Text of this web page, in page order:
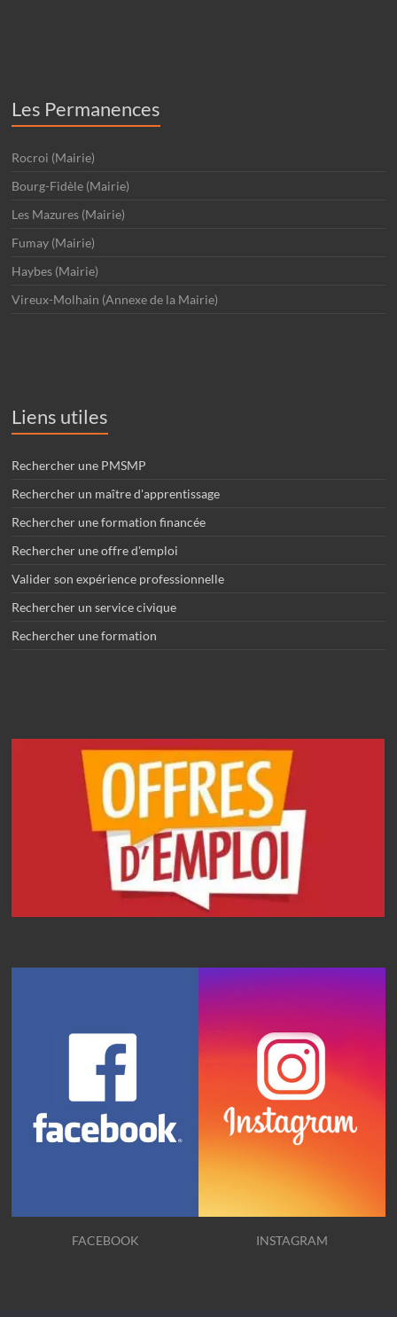
Les Permanences
Rocroi (Mairie)
Bourg-Fidèle (Mairie)
Les Mazures (Mairie)
Fumay (Mairie)
Haybes (Mairie)
Vireux-Molhain (Annexe de la Mairie)
Liens utiles
Rechercher une PMSMP
Rechercher un maître d'apprentissage
Rechercher une formation financée
Rechercher une offre d'emploi
Valider son expérience professionnelle
Rechercher un service civique
Rechercher une formation
FACEBOOK INSTAGRAM